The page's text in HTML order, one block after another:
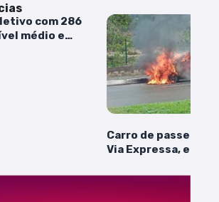
com 286
médio e
Carro de passeio
Via Expressa, em